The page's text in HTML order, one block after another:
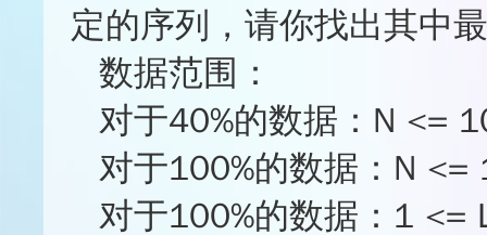
定的序列，请你找出其中
数据范围：
对于40%的数据：N <=
对于100%的数据：N <=
对于100%的数据：1 <=